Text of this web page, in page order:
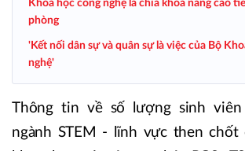
Khoa học công nghệ là chìa khóa nâng cao
phòng
'Kết nối dân sự và quân sự là việc của Bộ
nghệ'
Thông tin về số lượng sinh
ngành STEM - lĩnh vực then chốt